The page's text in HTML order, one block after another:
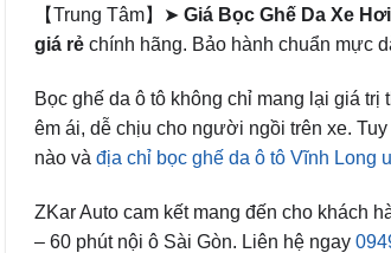
【Trung Tâm】➤ Giá Bọc Ghế Da Xe
giá rẻ chính hãng. Bảo hành chuẩn mực
Bọc ghế da ô tô không chỉ mang lại giá
êm ái, dễ chịu cho người ngồi trên xe.
nào và địa chỉ bọc ghế da ô tô Vĩnh Long
ZKar Auto cam kết mang đến cho khách
– 60 phút nội ô Sài Gòn. Liên hệ ngay